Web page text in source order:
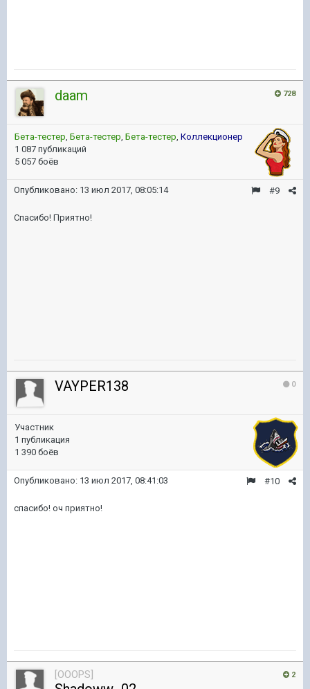
728
daam
Бета-тестер, Бета-тестер, Бета-тестер, Коллекционер
1 087 публикаций
5 057 боёв
#9
Опубликовано: 13 июл 2017, 08:05:14
Спасибо! Приятно!
0
VAYPER138
Участник
1 публикация
1 390 боёв
#10
Опубликовано: 13 июл 2017, 08:41:03
спасибо! оч приятно!
2
[OOOPS]